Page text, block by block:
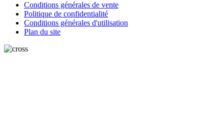
Conditions générales de vente
Politique de confidentialité
Conditions générales d'utilisation
Plan du site